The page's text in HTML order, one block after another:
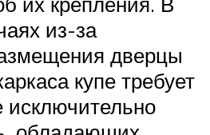
из-за
дверцы
купе требует
исключительно